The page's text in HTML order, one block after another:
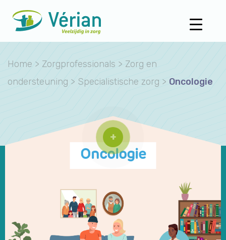
Home > Zorgprofessionals > Zorg en
ondersteuning > Specialistische zorg > Oncologie
Oncologie
+